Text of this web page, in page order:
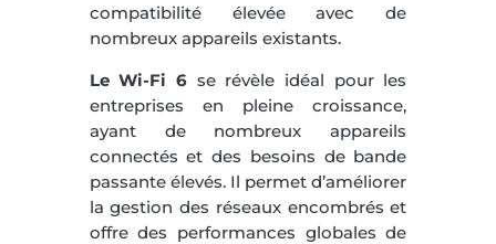
compatibilité élevée avec de
nombreux appareils existants.
Le Wi-Fi 6se révèle idéal pour les
entreprises en pleine croissance,
ayant de nombreux appareils
connectés et des besoins de bande
passante élevés. Il permet d’améliorer
la gestion des réseaux encombrés et
offre des performances globales de